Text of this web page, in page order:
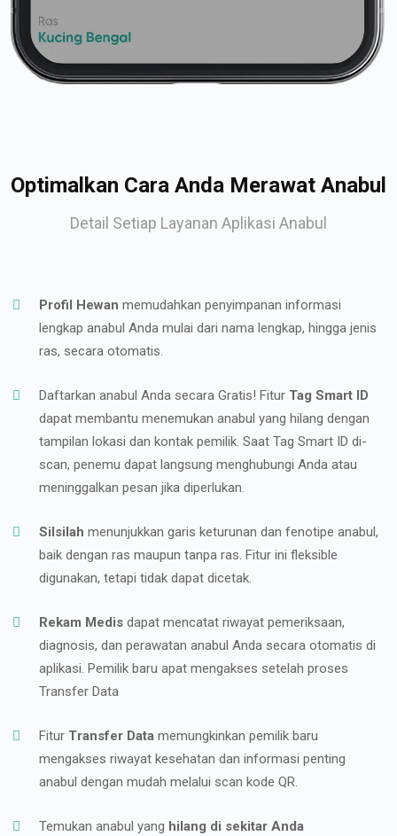
Optimalkan Cara Anda Merawat Anabul
Detail Setiap Layanan Aplikasi Anabul
Profil Hewan memudahkan penyimpanan informasi
lengkap anabul Anda mulai dari nama lengkap, hingga jenis
ras, secara otomatis.
Daftarkan anabul Anda secara Gratis! Fitur Tag Smart ID
dapat membantu menemukan anabul yang hilang dengan
tampilan lokasi dan kontak pemilik. Saat Tag Smart ID di-
scan, penemu dapat langsung menghubungi Anda atau
meninggalkan pesan jika diperlukan.
Silsilah menunjukkan garis keturunan dan fenotipe anabul,
baik dengan ras maupun tanpa ras. Fitur ini fleksible
digunakan, tetapi tidak dapat dicetak.
Rekam Medis dapat mencatat riwayat pemeriksaan,
diagnosis, dan perawatan anabul Anda secara otomatis di
aplikasi. Pemilik baru apat mengakses setelah proses
Transfer Data
Fitur Transfer Data memungkinkan pemilik baru
mengakses riwayat kesehatan dan informasi penting
anabul dengan mudah melalui scan kode QR.
Temukan anabul yang hilang di sekitar Anda